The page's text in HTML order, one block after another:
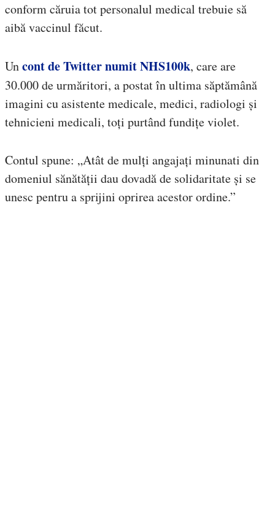
conform căruia tot personalul medical trebuie să
aibă vaccinul făcut.
Uncont de Twitter numit NHS100k, care are
30.000 de urmăritori, a postat în ultima săptămână
imagini cu asistente medicale, medici, radiologi și
tehnicieni medicali, toți purtând fundițe violet.
Contul spune: „Atât de mulți angajați minunati din
domeniul sănătății dau dovadă de solidaritate și se
unesc pentru a sprijini oprirea acestor ordine.”